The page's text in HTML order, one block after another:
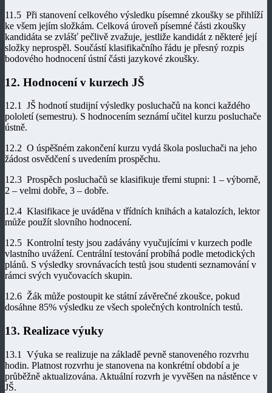
11.5 Při stanovení celkového výsledku písemné zkoušky se přihlíží
ke všem jejím složkám. Celková úroveň písemné části zkoušky
kandidáta se zvlášť pečlivě zvažuje, jestliže kandidát z některé její
složky neprospěl. Součástí klasifikačního řádu je přesný rozpis
bodového hodnocení ústní části jazykové zkoušky.
12. Hodnocení v kurzech JŠ
12.1 JŠ hodnotí studijní výsledky posluchačů na konci každého
pololetí (semestru). S hodnocením seznámí učitel kurzu posluchače
ústně.
12.2 O úspěšném zakončení kurzu vydá škola posluchači na jeho
žádost osvědčení s uvedením prospěchu.
12.3 Prospěch posluchačů se klasifikuje třemi stupni: 1 – výborně,
2 – velmi dobře, 3 – dobře.
12.4 Klasifikace je uváděna v třídních knihách a katalozích, lektor
může použít slovního hodnocení.
12.5 Kontrolní testy jsou zadávány vyučujícími v kurzech podle
vlastního uvážení. Centrální testování probíhá podle metodických
plánů. S výsledky srovnávacích testů jsou studenti seznamování v
rámci svých vyučovacích skupin.
12.6 Žák může postoupit ke státní závěrečné zkoušce, pokud
dosáhne 85% výsledku ze všech společných kontrolních testů.
13. Realizace výuky
13.1 Výuka se realizuje na základě pevně stanoveného rozvrhu
hodin. Platnost rozvrhu je stanovena na konkrétní období a je
průběžně aktualizována. Aktuální rozvrh je vyvěšen na nástěnce v
JŠ.